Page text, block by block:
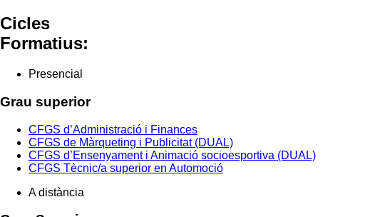
Cicles
Formatius:
Presencial
Grau superior
CFGS d’Administració i Finances
CFGS de Màrqueting i Publicitat (DUAL)
CFGS d’Ensenyament i Animació socioesportiva (DUAL)
CFGS Tècnic/a superior en Automoció
A distància